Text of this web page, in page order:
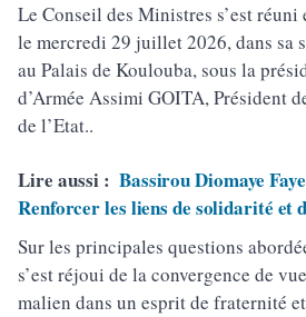
Le Conseil des Ministres s’est
le mercredi 29 juillet 2026, dans sa
au Palais de Koulouba, sous la
d’Armée Assimi GOITA, Président
de l’Etat..
Lire aussi : Bassirou Diomaye
Renforcer les liens de solidarité et
Sur les principales questions
s’est réjoui de la convergence de
malien dans un esprit de fraternité